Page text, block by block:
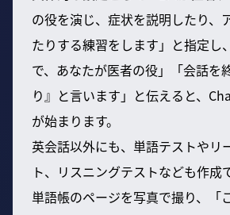
の役を演じ、症状を説明したり、
たりする練習をします」と指定し
で、あなたが医者の役」「会話を
り』と言います」と伝えると、
が始まります。
英会話以外にも、単語テストやリ
ト、リスニングテストなども作成
単語帳のページを写真で撮り、「